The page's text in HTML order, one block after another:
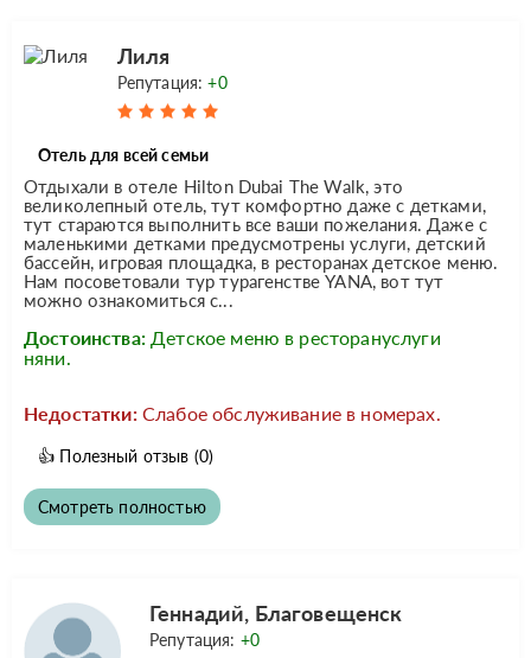
Лиля
Репутация:+0
Отель для всей семьи
Отдыхали в отеле Hilton Dubai The Walk, это
великолепный отель, тут комфортно даже с детками,
тут стараются выполнить все ваши пожелания. Даже с
маленькими детками предусмотрены услуги, детский
бассейн, игровая площадка, в ресторанах детское меню.
Нам посоветовали тур турагенстве YANA, вот тут
можно ознакомиться с...
Достоинства: Детское меню в ресторануслуги
няни.
Недостатки: Слабое обслуживание в номерах.
👍 Полезный отзыв (0)
Смотреть полностью
Геннадий, Благовещенск
Репутация: +0